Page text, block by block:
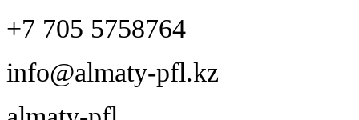
+7 705 5758764
info@almaty-pfl.kz